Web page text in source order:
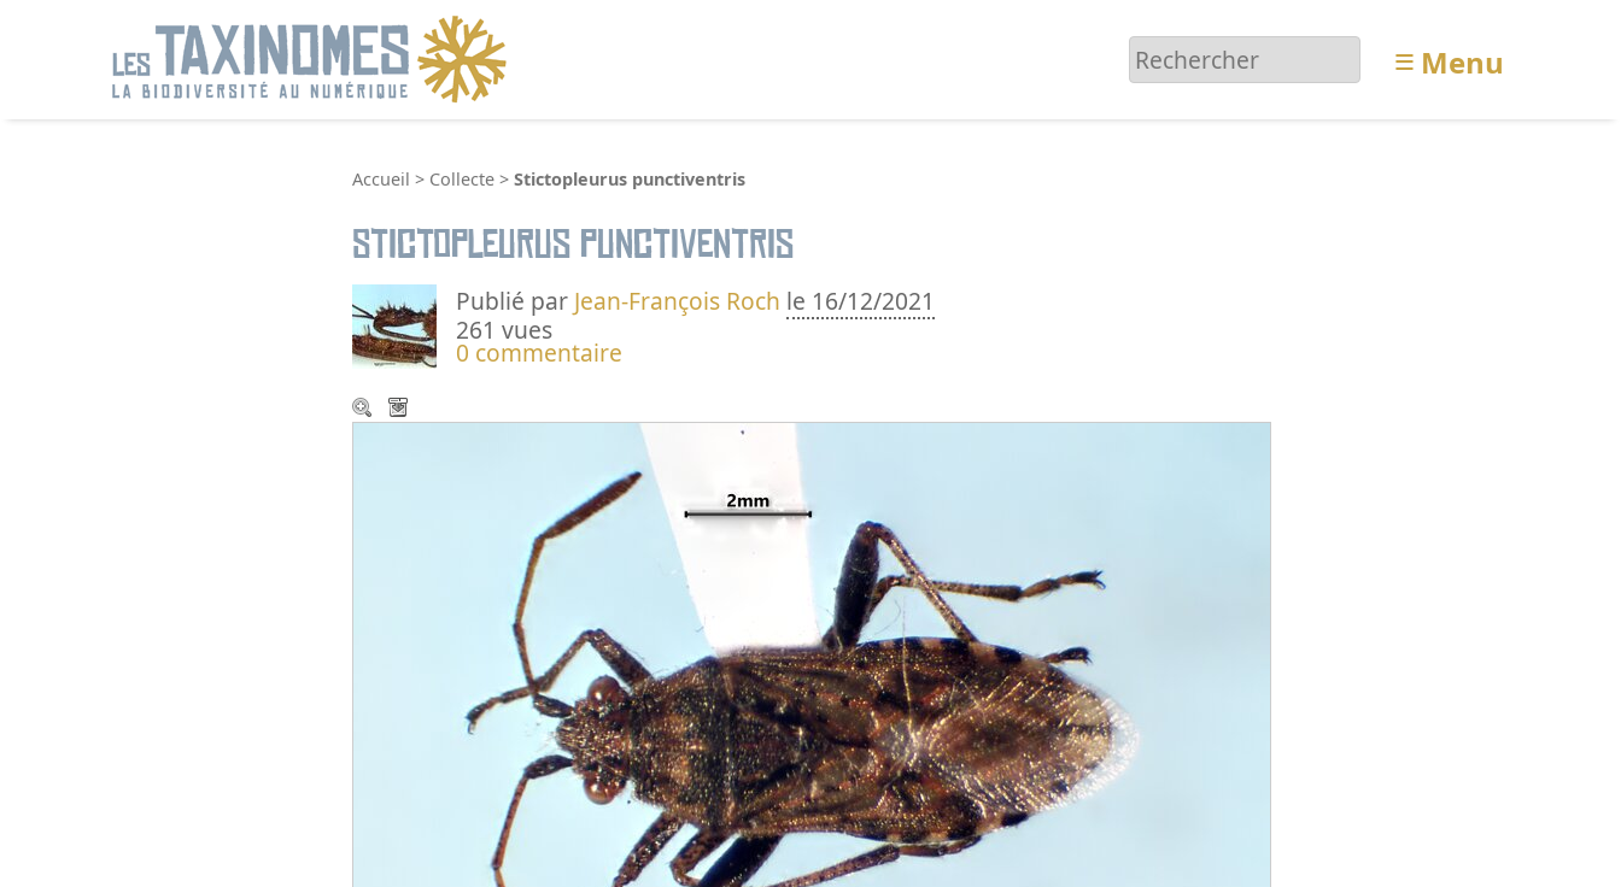
≡ Menu
Accueil > Collecte > Stictopleurus punctiventris
Stictopleurus punctiventris
Publié par Jean-François Roch le 16/12/2021
261 vues
0 commentaire